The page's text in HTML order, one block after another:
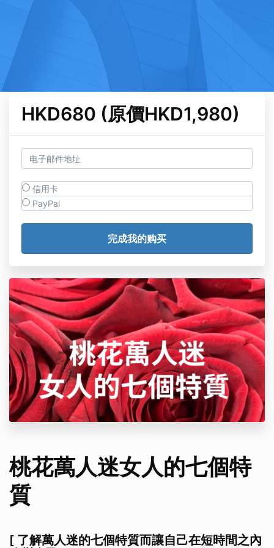
HKD680 (原價HKD1,980)
信用卡
PayPal
桃花萬人迷女人的七個特
質
[ 了解萬人迷的七個特質而讓自己在短時間之內